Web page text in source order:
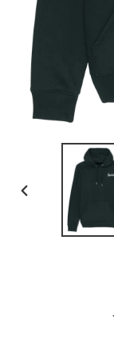
DIAPOSITIVE
PRÉCÉDENTE